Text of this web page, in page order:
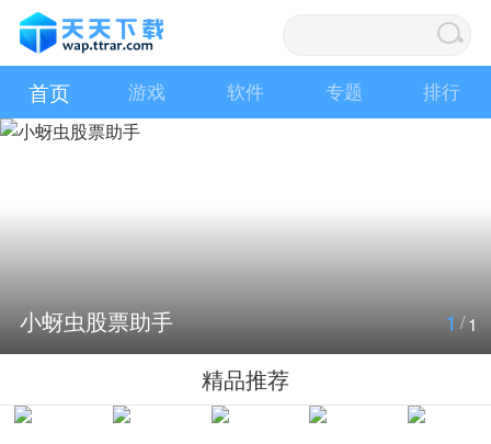
首页 游戏 软件 专题 排行
小蚜虫股票助手 1/1
精品推荐